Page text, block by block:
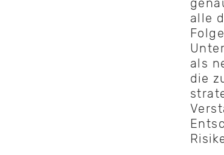
alle
als
die